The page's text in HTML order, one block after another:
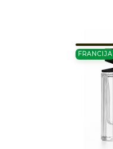
FRANCIJA